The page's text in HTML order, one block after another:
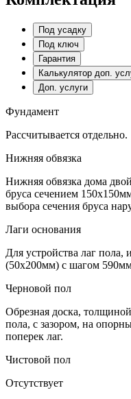
Под усадку
Под ключ
Гарантия
Калькулятор доп.
Доп. услуги
Фундамент
Рассчитывается отдельно.
Нижняя обвязка
Нижняя обвязка дома
бруса сечением
выбора сечения бруса
Лаги основания
Для устройства лаг пола,
(50х200мм) с шагом
Черновой пол
Обрезная доска,
пола, с зазором, на
поперек лаг.
Чистовой пол
Отсутствует